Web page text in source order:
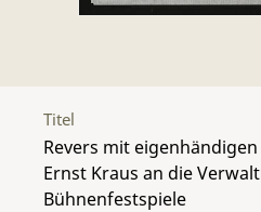
Titel
Revers mit
Ernst Kraus an die
Bühnenfestspiele